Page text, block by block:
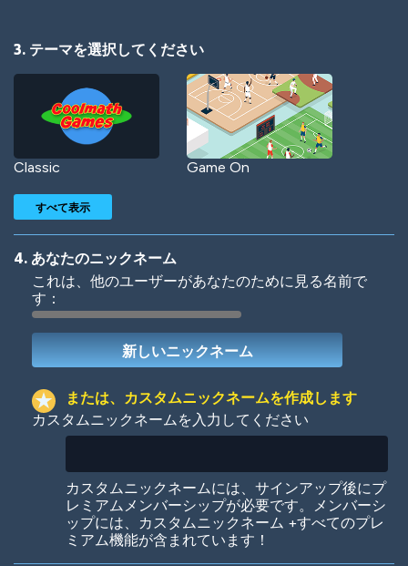
3. テーマを選択してください
Classic Game On
Woof
Colorful
すべて表示
4. あなたのニックネーム
これは、他のユーザーがあなたのために見る名前で
す：
または、カスタムニックネームを作成します
カスタムニックネームを入力してください
カスタムニックネームには、サインアップ後にプ
レミアムメンバーシップが必要です。メンバーシ
ップには、カスタムニックネーム +すべてのプレ
ミアム機能が含まれています！